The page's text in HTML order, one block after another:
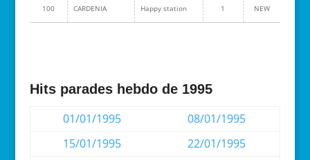
100 CARDENIA Happy station 1 NEW
Hits parades hebdo de 1995
01/01/1995
08/01/1995
15/01/1995
22/01/1995